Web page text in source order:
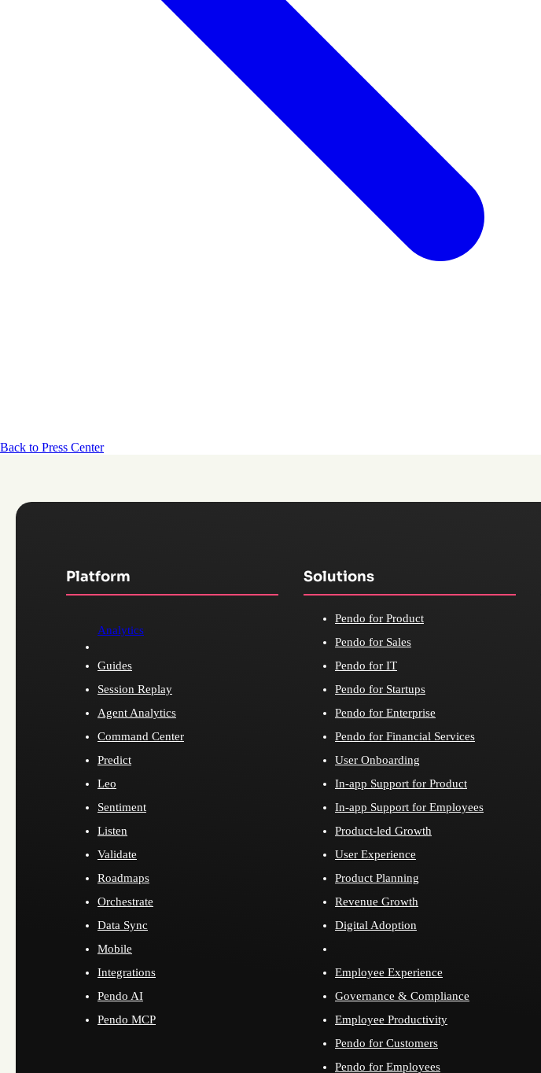
Back to Press Center
Platform
Analytics
Guides
Session Replay
Agent Analytics
Command Center
Predict
Leo
Sentiment
Listen
Validate
Roadmaps
Orchestrate
Data Sync
Mobile
Integrations
Pendo AI
Pendo MCP
Solutions
Pendo for Product
Pendo for Sales
Pendo for IT
Pendo for Startups
Pendo for Enterprise
Pendo for Financial Services
User Onboarding
In-app Support for Product
In-app Support for Employees
Product-led Growth
User Experience
Product Planning
Revenue Growth
Digital Adoption
Employee Experience
Governance & Compliance
Employee Productivity
Pendo for Customers
Pendo for Employees